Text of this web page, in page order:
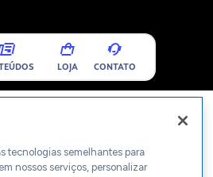
LOJA CONTATO
tecnologias semelhantes para
nossos serviços, personalizar